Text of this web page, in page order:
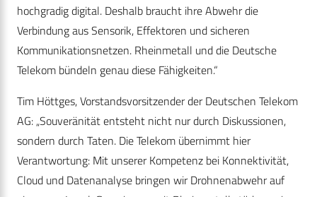
hochgradig digital. Deshalb braucht ihre Abwehr die
Verbindung aus Sensorik, Effektoren und sicheren
Kommunikationsnetzen. Rheinmetall und die Deutsche
Telekom bündeln genau diese Fähigkeiten.“
Tim Höttges, Vorstandsvorsitzender der Deutschen Telekom
AG: „Souveränität entsteht nicht nur durch Diskussionen,
sondern durch Taten. Die Telekom übernimmt hier
Verantwortung: Mit unserer Kompetenz bei Konnektivität,
Cloud und Datenanalyse bringen wir Drohnenabwehr auf